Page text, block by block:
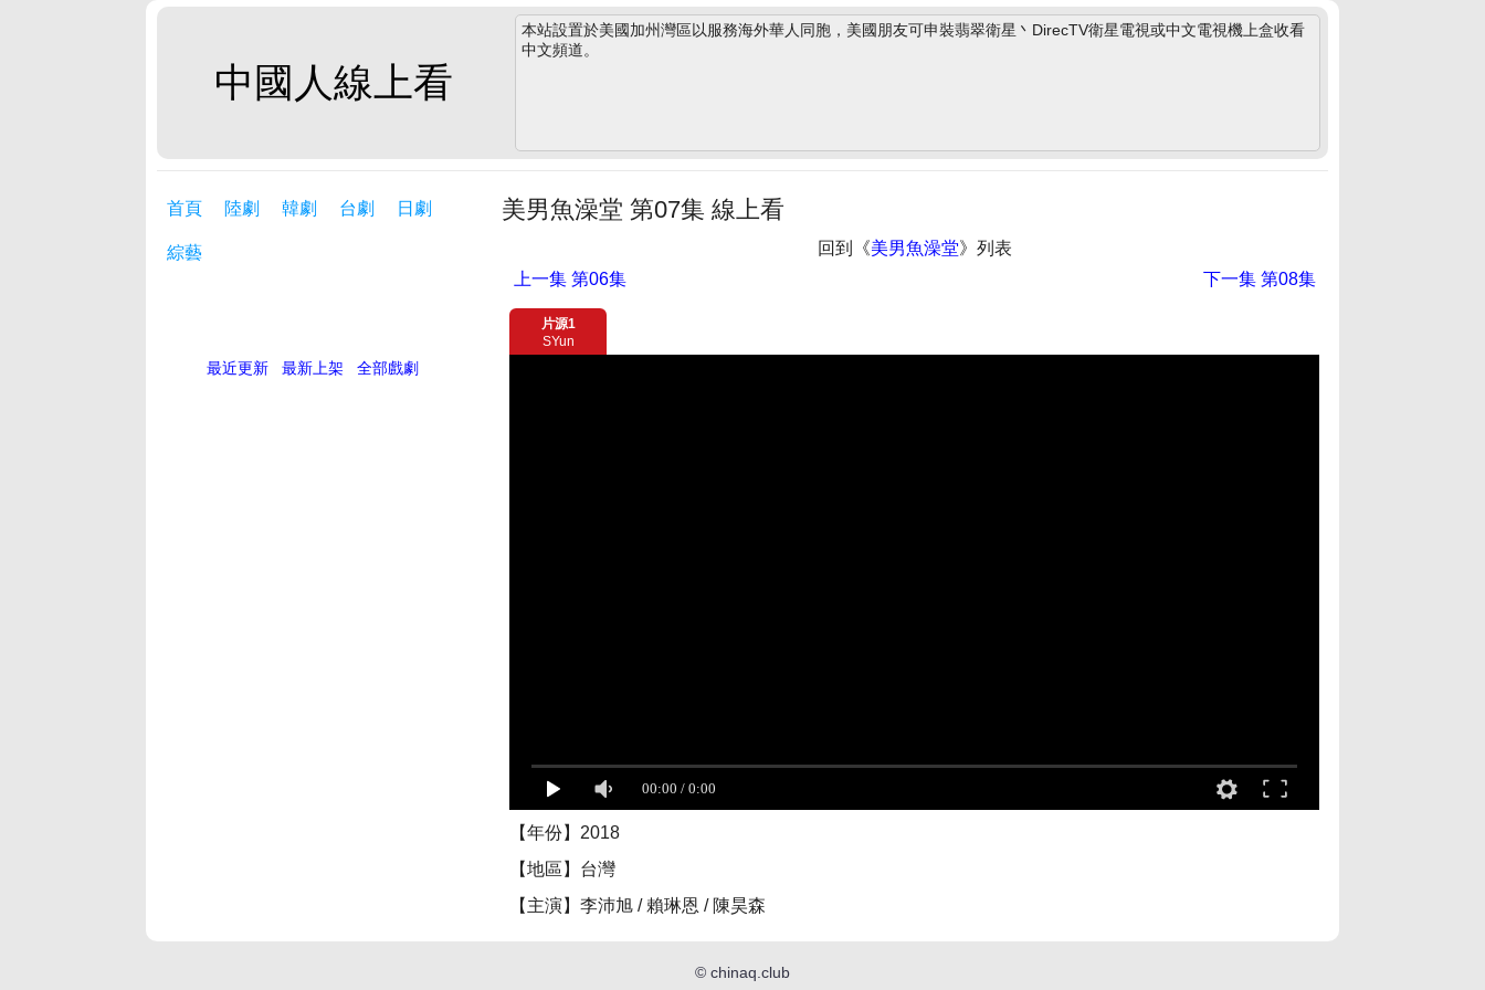
中國人線上看
本站設置於美國加州灣區以服務海外華人同胞，美國朋友可申裝翡翠衛星丶DirecTV衛星電視或中文電視機上盒收看
中文頻道。
首頁 陸劇 韓劇 台劇 日劇
綜藝
最近更新 最新上架 全部戲劇
美男魚澡堂 第07集 線上看
回到《美男魚澡堂》列表
上一集 第06集 下一集第08集
片源1
SYun
【年份】2018
【地區】台灣
【主演】李沛旭 / 賴琳恩 / 陳昊森
© chinaq.club